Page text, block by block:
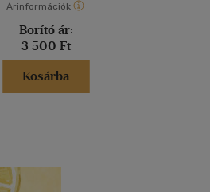
Árinformációk
Borító ár:
3 500 Ft
Kosárba